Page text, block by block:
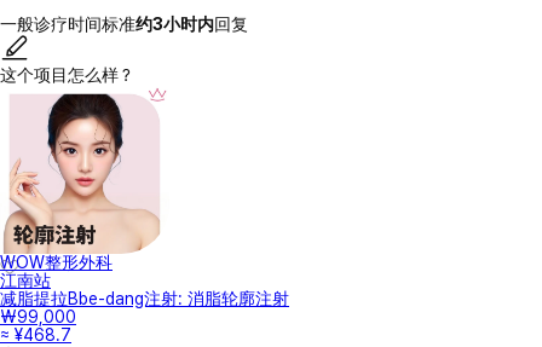
一般诊疗时间标准约3小时内回复
这个项目怎么样？
WOW整形外科
江南站
减脂提拉Bbe-dang注射: 消脂轮廓注射
₩99,000
≈ ¥468.7